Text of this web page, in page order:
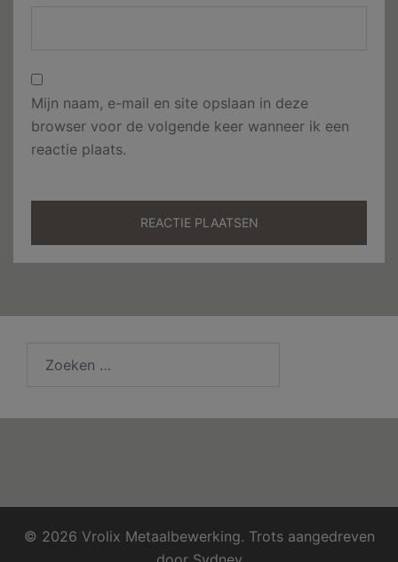
Mijn naam, e-mail en site opslaan in deze
browser voor de volgende keer wanneer ik een
reactie plaats.
© 2026 Vrolix Metaalbewerking. Trots aangedreven